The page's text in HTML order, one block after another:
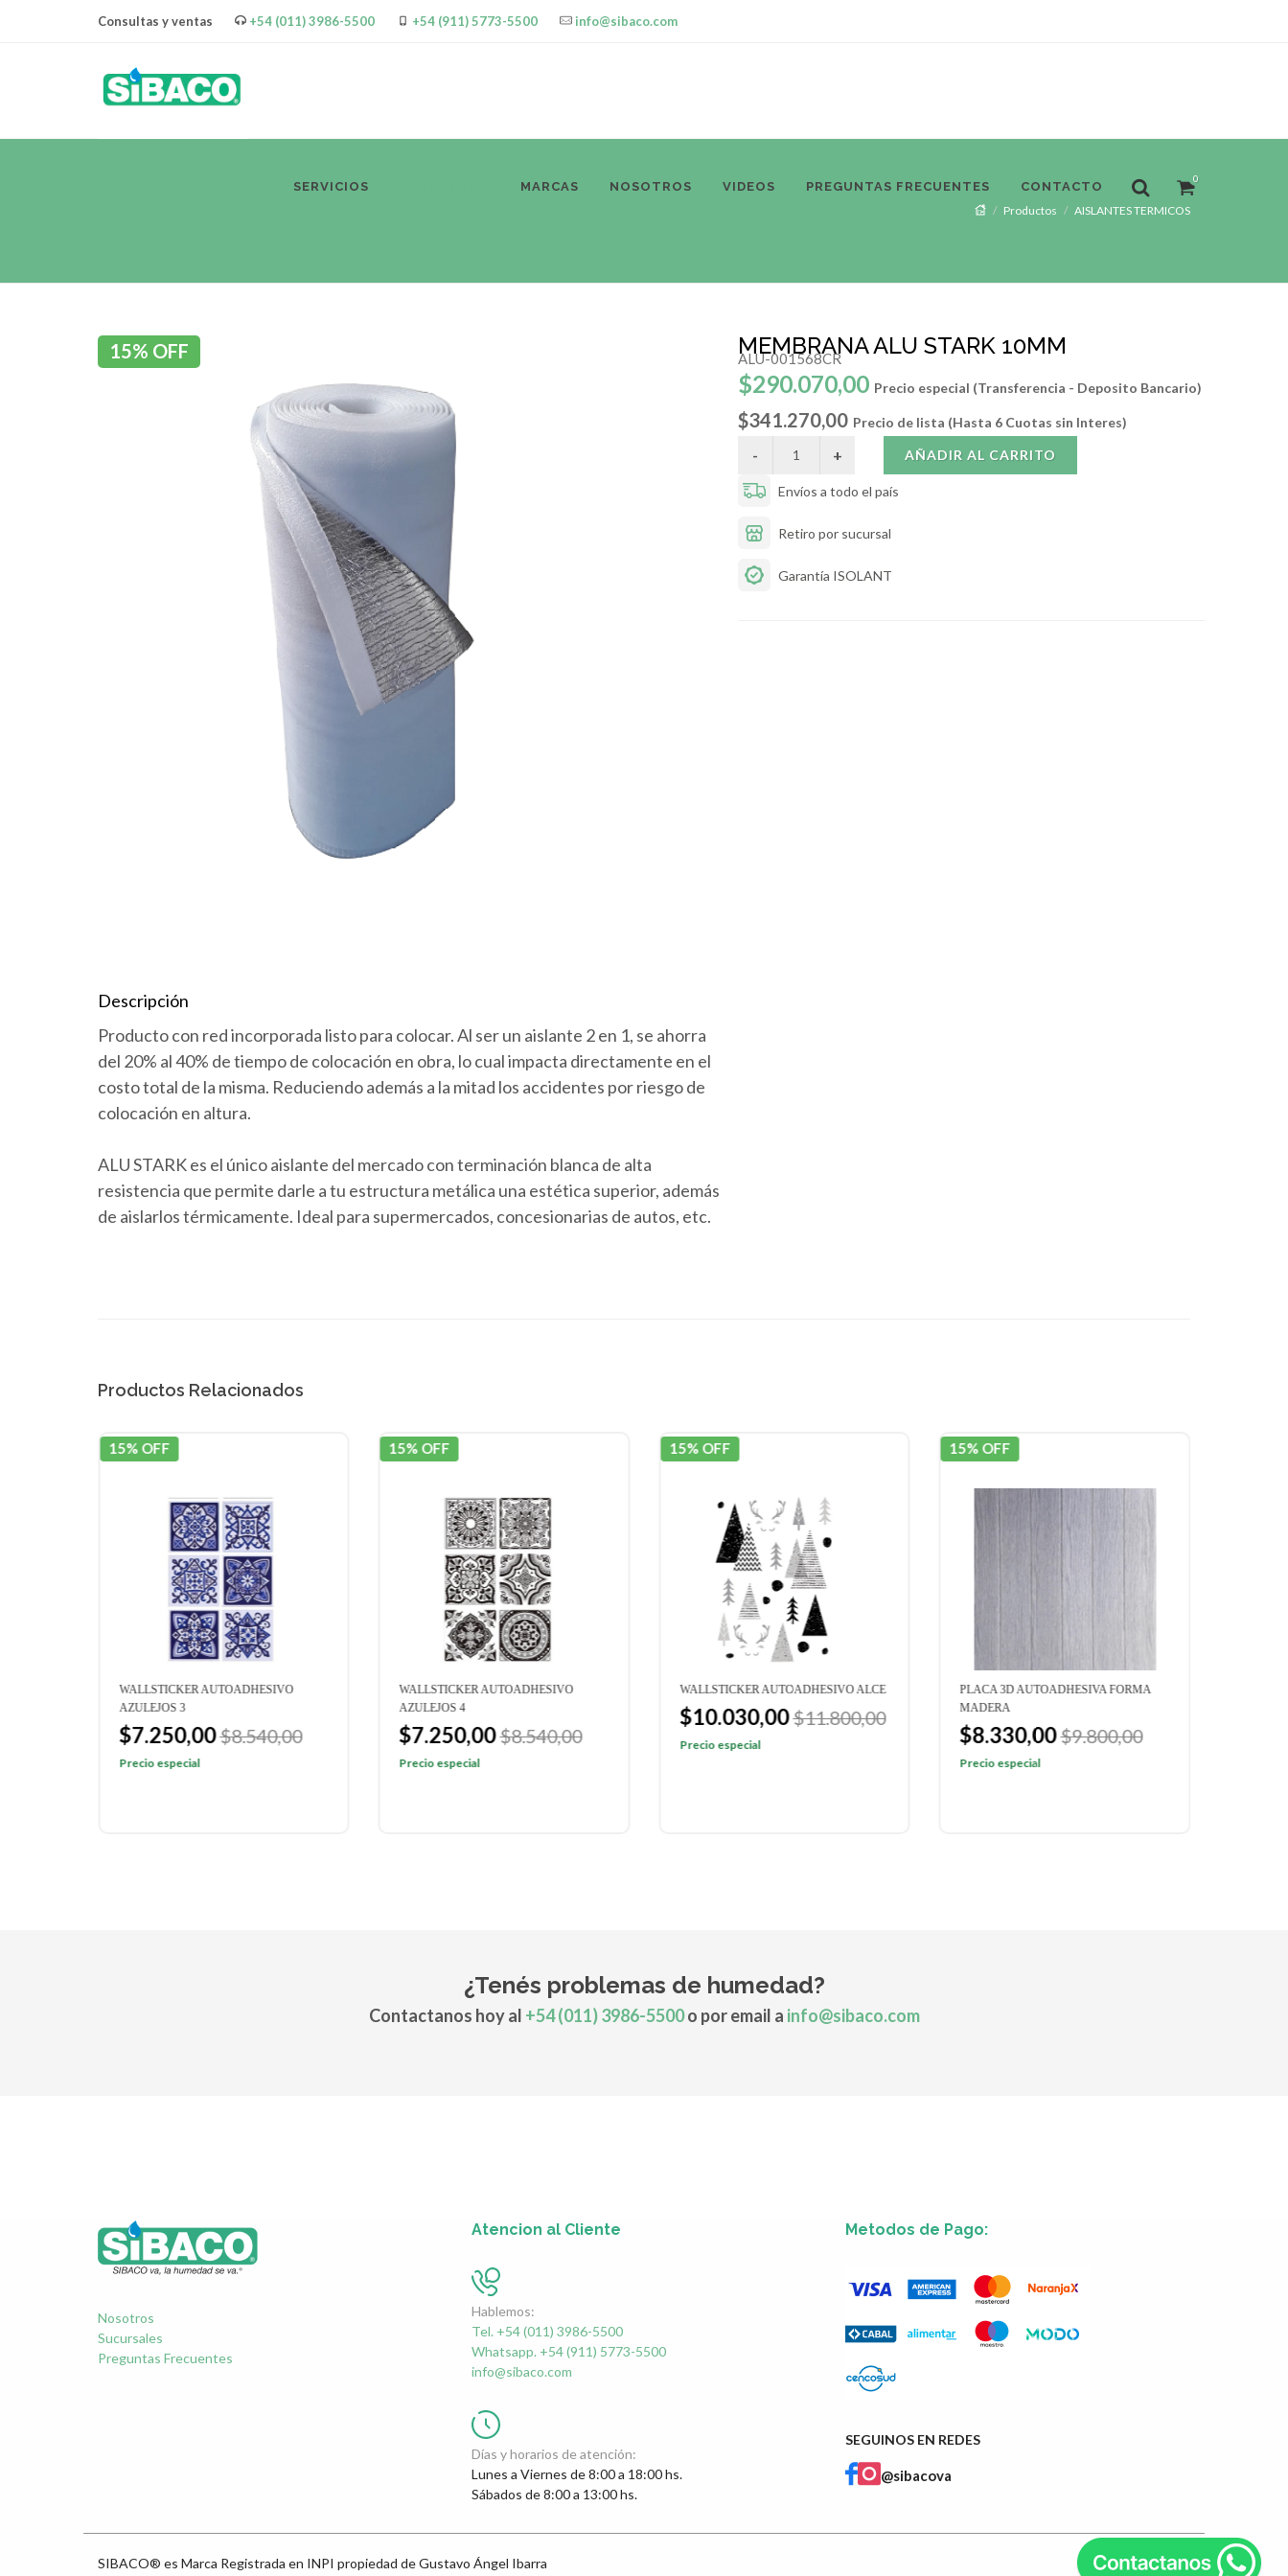
Consultas y ventas +54 (011) 3986-5500 +54 (911) 5773-5500 info@sibaco.com
SERVICIOS MARCAS NOSOTROS VIDEOS PREGUNTAS FRECUENTES CONTACTO
0
Productos AISLANTES TERMICOS
15% OFF
Descripción
Producto con red incorporada listo para colocar. Al ser un aislante 2 en 1, se ahorra
del 20% al 40% de tiempo de colocación en obra, lo cual impacta directamente en el
costo total de la misma. Reduciendo además a la mitad los accidentes por riesgo de
colocación en altura.
ALU STARK es el único aislante del mercado con terminación blanca de alta
resistencia que permite darle a tu estructura metálica una estética superior, además
de aislarlos térmicamente. Ideal para supermercados, concesionarias de autos, etc.
MEMBRANA ALU STARK 10MM
ALU-001568CR
$290.070,00 Precio especial (Transferencia - Deposito Bancario)
$341.270,00 Precio de lista (Hasta 6 Cuotas sin Interes)
AÑADIR AL CARRITO
Envíos a todo el país
Retiro por sucursal
Garantía ISOLANT
Productos Relacionados
15% OFF
WALLSTICKER AUTOADHESIVO
AZULEJOS 3
$7.250,00$8.540,00
Precio especial
15% OFF
WALLSTICKER AUTOADHESIVO
AZULEJOS 4
$7.250,00$8.540,00
Precio especial
15% OFF
WALLSTICKER AUTOADHESIVO ALCE
$10.030,00$11.800,00
Precio especial
15% OFF
PLACA 3D AUTOADHESIVA FORMA
MADERA
$8.330,00$9.800,00
Precio especial
¿Tenés problemas de humedad?
Contactanos hoy al +54 (011) 3986-5500o por email a info@sibaco.com
Nosotros
Sucursales
Preguntas Frecuentes
Atencion al Cliente
Hablemos:
Tel. +54 (011) 3986-5500
Whatsapp. +54 (911) 5773-5500
info@sibaco.com
Días y horarios de atención:
Lunes a Viernes de 8:00 a 18:00 hs.
Sábados de 8:00 a 13:00 hs.
Metodos de Pago:
SEGUINOS EN REDES
@sibacova
SIBACO® es Marca Registrada en INPI propiedad de Gustavo Ángel Ibarra